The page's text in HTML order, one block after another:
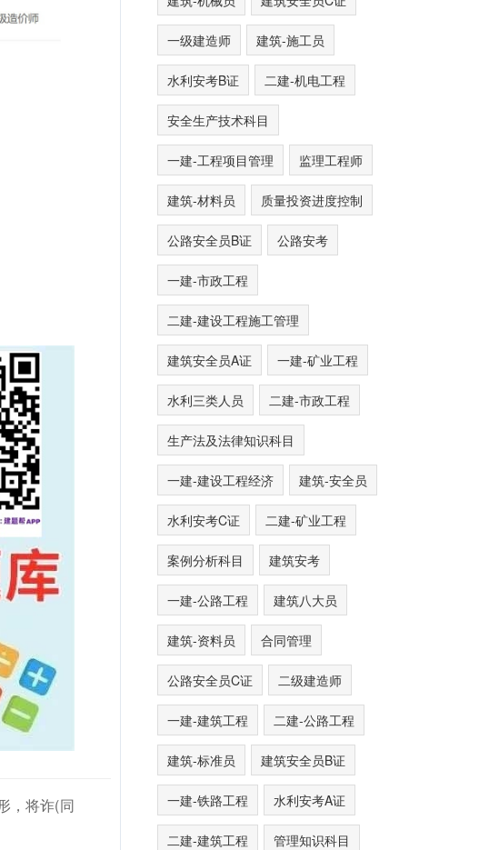
，将诈(同
一级建造师 建筑-施工员
水利安考B证 二建-机电工程
安全生产技术科目
一建-工程项目管理 监理工程师
建筑-材料员 质量投资进度控制
公路安全员B证 公路安考
一建-市政工程
二建-建设工程施工管理
建筑安全员A证 一建-矿业工程
水利三类人员 二建-市政工程
生产法及法律知识科目
一建-建设工程经济 建筑-安全员
水利安考C证 二建-矿业工程
案例分析科目 建筑安考
一建-公路工程 建筑八大员
建筑-资料员 合同管理
公路安全员C证 二级建造师
一建-建筑工程 二建-公路工程
建筑-标准员 建筑安全员B证
一建-铁路工程 水利安考A证
二建-建筑工程 管理知识科目